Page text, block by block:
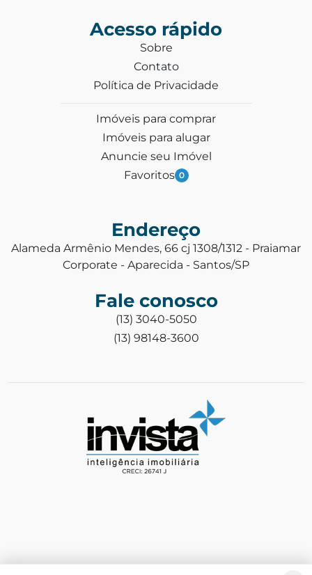
Acesso rápido
Sobre
Contato
Política de Privacidade
Imóveis para comprar
Imóveis para alugar
Anuncie seu Imóvel
Favoritos 0
Endereço
Alameda Armênio Mendes, 66 cj 1308/1312 - Praiamar
Corporate - Aparecida - Santos/SP
Fale conosco
(13) 3040-5050
(13) 98148-3600